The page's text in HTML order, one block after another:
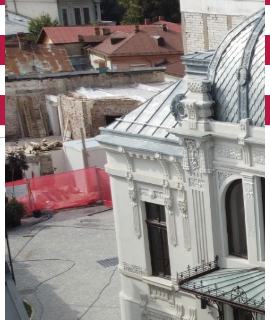
English
Închirieri auto
Închirieri biciclete
Taxi
Încărcare vehicule electrice